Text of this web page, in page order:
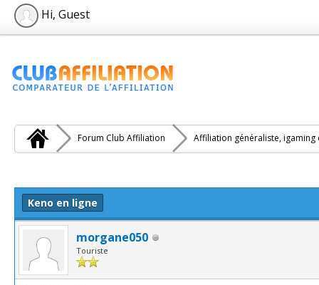
Hi, Guest
Forum Club Affiliation Affiliation généraliste, igaming
Keno en ligne
morgane050
Touriste